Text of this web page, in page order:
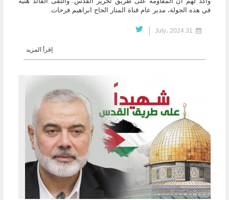
في هذه الجولة، مدير عام قناة المنار الحاج ابراهيم فرحات.
إقرأ المزيد